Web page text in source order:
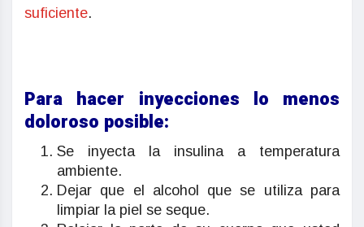
suficiente.
Para hacer inyecciones lo menos
doloroso posible:
Se inyecta la insulina a temperatura
ambiente.
Dejar que el alcohol que se utiliza para
limpiar la piel se seque.